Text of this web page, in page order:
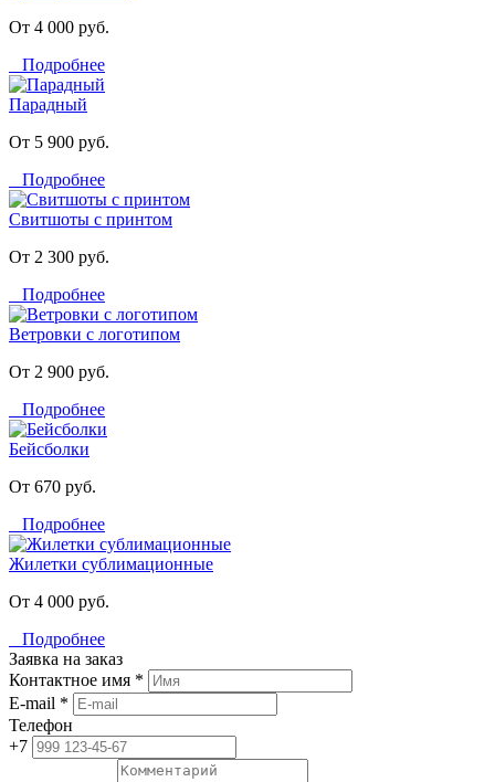
От 4 000 руб.
Подробнее
Парадный
От 5 900 руб.
Подробнее
Свитшоты с принтом
От 2 300 руб.
Подробнее
Ветровки с логотипом
От 2 900 руб.
Подробнее
Бейсболки
От 670 руб.
Подробнее
Жилетки сублимационные
От 4 000 руб.
Подробнее
Заявка на заказ
Контактное имя *
E-mail *
Телефон
+7